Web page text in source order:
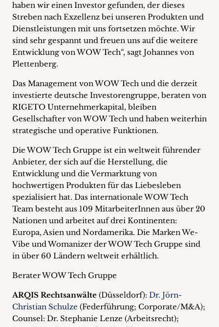
Team
Philosophie
Presseanfragen
Kontakt
haben wir einen Investor gefunden, der dieses
Streben nach Exzellenz bei unseren Produkten und
Dienstleistungen mit uns fortsetzen möchte. Wir
sind sehr gespannt und freuen uns auf die weitere
Entwicklung von WOW Tech“, sagt Johannes von
Plettenberg.
Das Management von WOW Tech und die derzeit
investierte deutsche Investorengruppe, beraten von
RIGETO Unternehmerkapital, bleiben
Gesellschafter von WOW Tech und haben weiterhin
strategische und operative Funktionen.
Die WOW Tech Gruppe ist ein weltweit führender
Anbieter, der sich auf die Herstellung, die
Entwicklung und die Vermarktung von
hochwertigen Produkten für das Liebesleben
spezialisiert hat. Das internationale WOW Tech
Team besteht aus 109 MitarbeiterInnen aus über 20
Nationen und arbeitet auf drei Kontinenten:
Europa, Asien und Nordamerika. Die Marken We-
Vibe und Womanizer der WOW Tech Gruppe sind
in über 60 Ländern weltweit erhältlich.
Berater WOW Tech Gruppe
ARQIS Rechtsanwälte (Düsseldorf): Dr. Jörn-
Christian Schulze (Federführung; Corporate/M&A);
Counsel: Dr. Stephanie Lenze (Arbeitsrecht);